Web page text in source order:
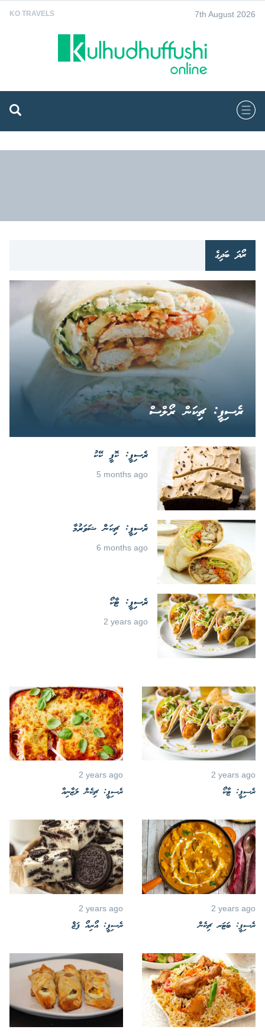
KO TRAVELS 7th August 2026
ރޯދަ ބަދިގެ
ރެސިޕީ: ޗިކަން ރޯލްސް
ރެސިޕީ: ކޮފީ ކޭކު
5 months ago
ރެސިޕީ: ޗިކަން ޝަވަރުމާ
6 months ago
ރެސިޕީ: ޓާކޯ
2 years ago
2 years ago
ރެސިޕީ: ޓާކޯ
2 years ago
ރެސިޕީ: ޗިކެން ލަޒާނިއާ
2 years ago
ރެސިޕީ: ބަޓަރ ޗިކެން
2 years ago
ރެސިޕީ: އޯރިއޯ ފަޖް